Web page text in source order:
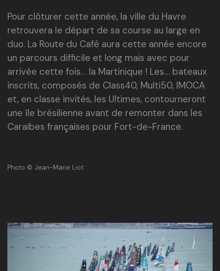
Pour clôturer cette année, la ville du Havre
retrouvera le départ de sa course au large en
duo. La Route du Café aura cette année encore
un parcours difficile et long mais avec pour
arrivée cette fois… la Martinique ! Les… bateaux
inscrits, composés de Class40, Multi50, IMOCA
et, en classe invités, les Ultimes, contourneront
une île brésilienne avant de remonter dans les
Caraïbes françaises pour Fort-de-France.
Photo © Jean-Marie Liot